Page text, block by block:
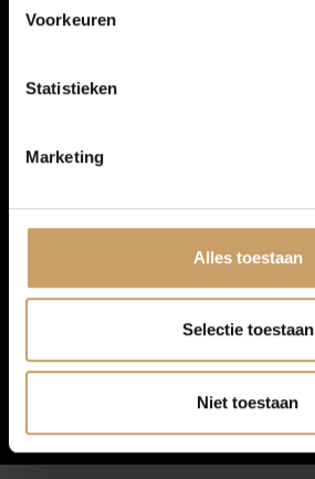
Voorkeuren
Statistieken
Marketing
Alles toestaan
Selectie toestaan
Niet toestaan
Multimedia-voorbereiding
Afleverpakketten